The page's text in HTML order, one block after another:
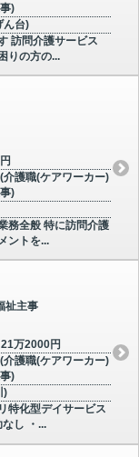
)
ん台)
訪問介護サービス
りの方の...
護職(ケアワーカー)
)
務全般 特に訪問介護
ントを...
祉主事
万2000円
護職(ケアワーカー)
)
)
特化型デイサービス
し ・...